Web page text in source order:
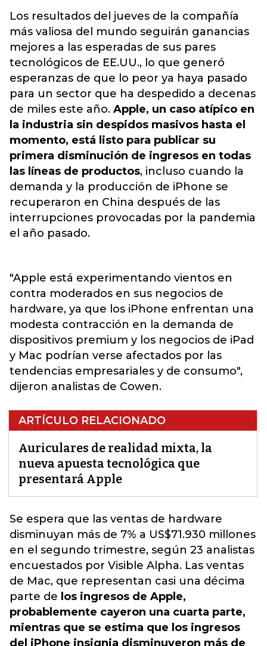
Los resultados del jueves de la compañía
más valiosa del mundo seguirán ganancias
mejores a las esperadas de sus pares
tecnológicos de EE.UU., lo que generó
esperanzas de que lo peor ya haya pasado
para un sector que ha despedido a decenas
de miles este año. Apple, un caso atípico en
la industria sin despidos masivos hasta el
momento, está listo para publicar su
primera disminución de ingresos en todas
las líneas de productos, incluso cuando la
demanda y la producción de iPhone se
recuperaron en China después de las
interrupciones provocadas por la pandemia
el año pasado.
"Apple está experimentando vientos en
contra moderados en sus negocios de
hardware, ya que los iPhone enfrentan una
modesta contracción en la demanda de
dispositivos premium y los negocios de iPad
y Mac podrían verse afectados por las
tendencias empresariales y de consumo",
dijeron analistas de Cowen.
ARTÍCULO RELACIONADO
Auriculares de realidad mixta, la
nueva apuesta tecnológica que
presentará Apple
Se espera que las ventas de hardware
disminuyan más de 7% a US$71.930 millones
en el segundo trimestre, según 23 analistas
encuestados por Visible Alpha. Las ventas
de Mac, que representan casi una décima
parte de los ingresos de Apple,
probablemente cayeron una cuarta parte,
mientras que se estima que los ingresos
del iPhone insignia disminuyeron más de